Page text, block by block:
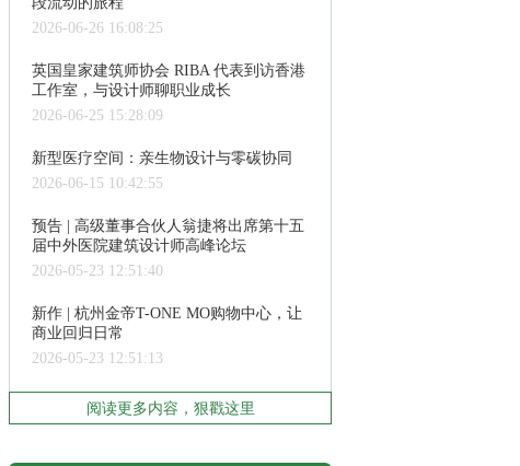
2026-06-26 16:08:25
英国皇家建筑师协会 RIBA 代表到访香港
工作室，与设计师聊职业成长
2026-06-25 15:28:09
新型医疗空间：亲生物设计与零碳协同
2026-06-15 10:42:55
预告 | 高级董事合伙人翁捷将出席第十五
届中外医院建筑设计师高峰论坛
2026-05-23 12:51:40
新作 | 杭州金帝T-ONE MO购物中心，让
商业回归日常
2026-05-23 12:51:13
阅读更多内容，狠戳这里